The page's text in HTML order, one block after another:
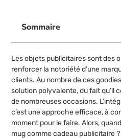
Sommaire
Les objets publicitaires sont des
renforcer la notoriété d’une
clients. Au nombre de ces
solution polyvalente, du fait qu’il
de nombreuses occasions.
c’est une approche efficace, à
moment pour le faire. Alors,
mug comme cadeau publicitaire ?